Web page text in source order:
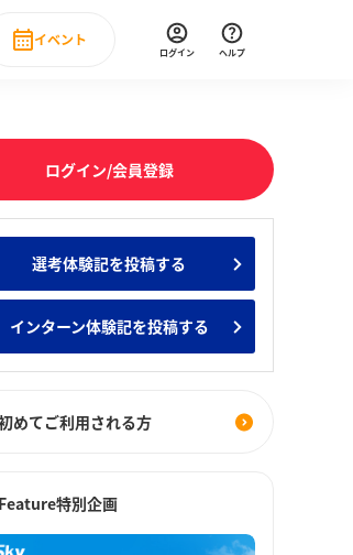
キング みんなのインターン人気企業ランキ
ビュー
イベント
直近のイベント一覧
ログイン ヘルプ
ログイン/会員登録
選考体験記を投稿する
インターン体験記を投稿する
めてご利用される方
Feature特別企画